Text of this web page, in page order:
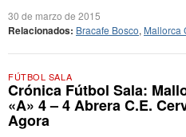
30 de marzo de 2015
Relacionados: Bracafe Bosco, Mallorca
FÚTBOL SALA
Crónica Fútbol Sala:
«A» 4 – 4 Abrera C.E.
Agora